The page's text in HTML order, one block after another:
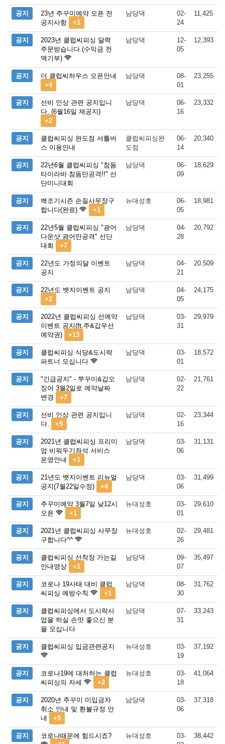
공지
23년 주꾸미예약 오픈 전
공지사항
+1
남당댁
02-
24
11,425
공지
2023년 클럽씨피싱 달력
주문받습니다.(수익금 전
액기부)
남당댁
12-
05
12,393
공지
더 클럽씨하우스 오픈안내
+4
남당댁
08-
01
23,255
공지
선비 인상 관련 공지입니
다. (6월16일 재공지)
+2
남당댁
06-
16
23,332
공지
클럽씨피싱 완도점 셔틀버
스 이용안내
클럽씨피싱완
도점
06-
14
20,340
공지
22년6월 클럽씨피싱 "참돔
타이라바 참돔만공격!!" 선
단미니대회
남당댁
06-
09
18,629
공지
백조기시즌 손질사무장구
합니다(완료)
+1
뉴대성호
06-
05
18,981
공지
22년5월 클럽씨피싱 "광어
다운샷 광어만공격" 선단
대회
+7
남당댁
04-
28
20,792
공지
22년도 가정의달 이벤트
공지
남당댁
04-
21
20,509
공지
22년도 뱃지이벤트 공지
+2
남당댁
04-
05
24,175
공지
2022년 클럽씨피싱 선예약
이벤트 공지(ft.주&갑우선
예약권)
+13
남당댁
03-
31
29,979
공지
클럽씨피싱 식당&도시락
파트너 모십니다
남당댁
03-
01
18,572
공지
"긴급공지" - 쭈꾸미&갑오
징어 3월2일로 예약날짜
변경
+7
남당댁
02-
22
21,761
공지
선비 인상 관련 공지입니
다.
+5
남당댁
02-
16
23,344
공지
2021년 클럽씨피싱 프리미
엄 비워두기좌석 서비스
운영안내
+1
남당댁
03-
06
31,131
공지
21년도 뱃지이벤트 리뉴얼
공지(7월22일수정)
+4
남당댁
03-
06
31,499
공지
주꾸미예약 3월7일 낮12시
오픈
+1
뉴대성호
03-
01
29,610
공지
2021년 클럽씨피싱 사무장
구합니다^^
뉴대성호
02-
26
29,481
공지
클럽씨피싱 선착장 가는길
안내영상
+1
남당댁
09-
07
35,497
공지
코로나 19사태 대비 클럽
씨피싱 예방수칙
+1
남당댁
08-
30
31,762
공지
클럽씨피싱에서 도시락사
업을 하실 손맛 좋으신 분
을 모십니다
남당댁
07-
31
33,243
공지 클럽씨피싱 입금관련공지 뉴대성호
03-
19
37,192
공지
코로나19에 대처하는 클럽
씨피싱의 자세
+2
뉴대성호
03-
18
41,064
공지
2020년 주꾸미 미입금자
취소 안내 및 환불규정 안
내
+5
남당댁
03-
06
37,318
공지
코로나때문에 힘드시죠?
뉴대성호
03-
38,442